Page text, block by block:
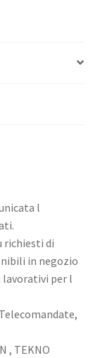
l
richiesti di
in negozio
lavorativi per l
, TEKNO